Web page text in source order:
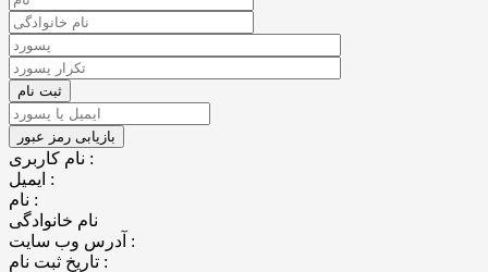
نام کاربری :
ایمیل :
نام :
نام خانوادگی
آدرس وب سایت :
تاریخ ثبت نام :